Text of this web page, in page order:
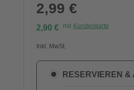
2,99 €
2,90 € mit Kundenkarte
Inkl. MwSt.
RESERVIEREN &